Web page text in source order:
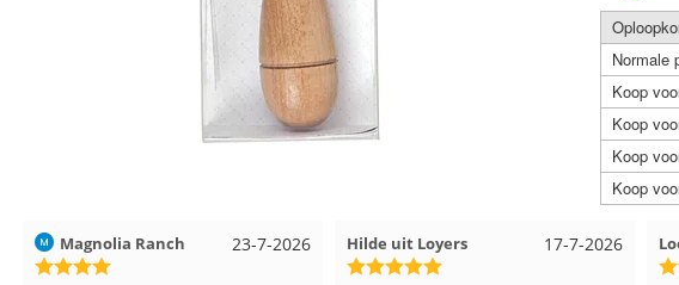
Normale
Koop
Koop
Koop
Koop
23-7-2026
Magnolia Ranch 17-7-2026
Hilde uit Loyers